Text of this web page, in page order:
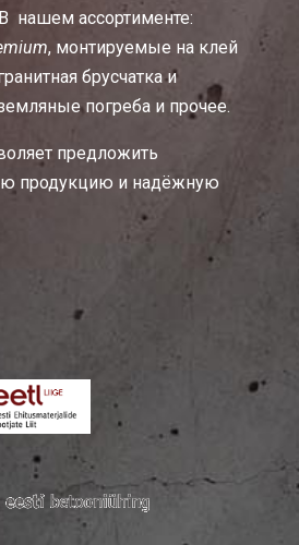
нашем ассортименте:
, монтируемые на клей
брусчатка и
погреба и прочее.
предложить
продукцию и надёжную